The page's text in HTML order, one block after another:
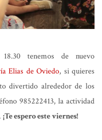
tenemos de nuevo
Elias de Oviedo, si quieres
divertido alrededor de los
985222413, la actividad
¡Te espero este viernes!